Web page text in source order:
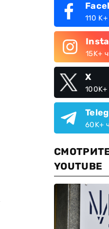
110
15K+
X
100K+
60K+
YOUTUBE